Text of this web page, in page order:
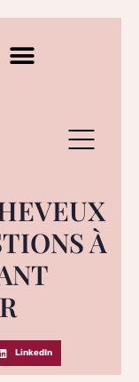
À
LinkedIn